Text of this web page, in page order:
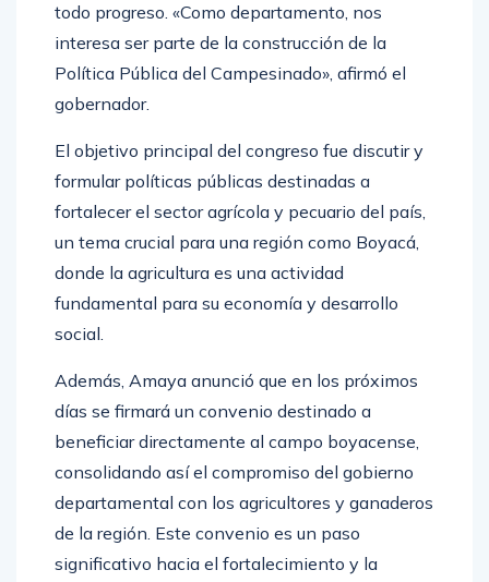
todo progreso. «Como departamento, nos
interesa ser parte de la construcción de la
Política Pública del Campesinado», afirmó el
gobernador.
El objetivo principal del congreso fue discutir y
formular políticas públicas destinadas a
fortalecer el sector agrícola y pecuario del país,
un tema crucial para una región como Boyacá,
donde la agricultura es una actividad
fundamental para su economía y desarrollo
social.
Además, Amaya anunció que en los próximos
días se firmará un convenio destinado a
beneficiar directamente al campo boyacense,
consolidando así el compromiso del gobierno
departamental con los agricultores y ganaderos
de la región. Este convenio es un paso
significativo hacia el fortalecimiento y la